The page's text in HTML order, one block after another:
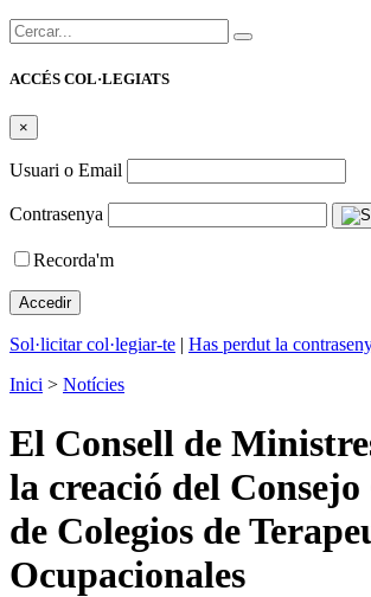
Cercar:
ACCÉS COL·LEGIATS
×
Usuari o Email
Contrasenya
Recorda'm
Sol·licitar col·legiar-te | Has perdut la
Inici > Notícies
El Consell de
la creació del
de Colegios de
Ocupacionales